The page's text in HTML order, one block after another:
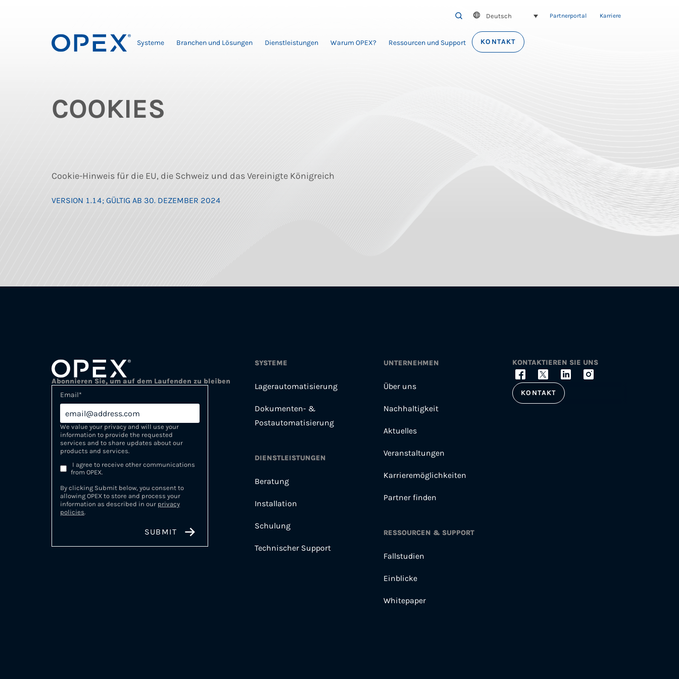
SEARCH
Deutsch Partnerportal Karriere
Systeme Branchen und Lösungen Dienstleistungen Warum OPEX? Ressourcen und Support KONTAKT
COOKIES
Cookie-Hinweis für die EU, die Schweiz und das Vereinigte Königreich
VERSION 1.14; GÜLTIG AB 30. DEZEMBER 2024
Abonnieren Sie, um auf dem Laufenden zu bleiben
Email*
We value your privacy and will use your
information to provide the requested
services and to share updates about our
products and services.
I agree to receive other communications
from OPEX.
By clicking Submit below, you consent to
allowing OPEX to store and process your
information as described in our privacy
policies.
SYSTEME
Lagerautomatisierung
Dokumenten- &
Postautomatisierung
DIENSTLEISTUNGEN
Beratung
Installation
Schulung
Technischer Support
UNTERNEHMEN
Über uns
Nachhaltigkeit
Aktuelles
Veranstaltungen
Karrieremöglichkeiten
Partner finden
RESSOURCEN & SUPPORT
Fallstudien
Einblicke
Whitepaper
KONTAKTIEREN SIE UNS
KONTAKT